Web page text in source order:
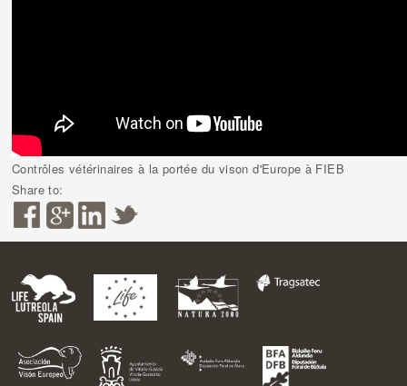
Contrôles vétérinaires à la portée du vison d'Europe à FIEB
Share to: